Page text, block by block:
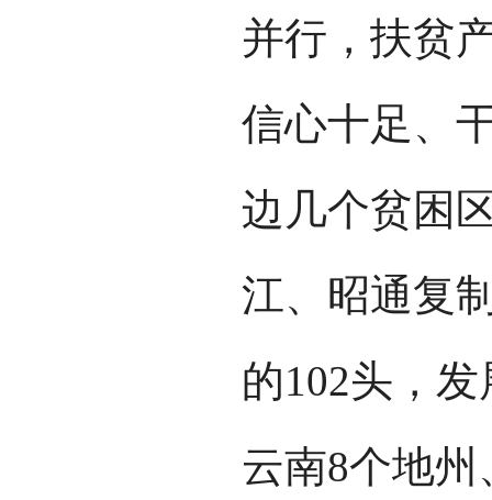
并行，扶贫
信心十足、
边几个贫困
江、昭通复
的102头，
云南8个地